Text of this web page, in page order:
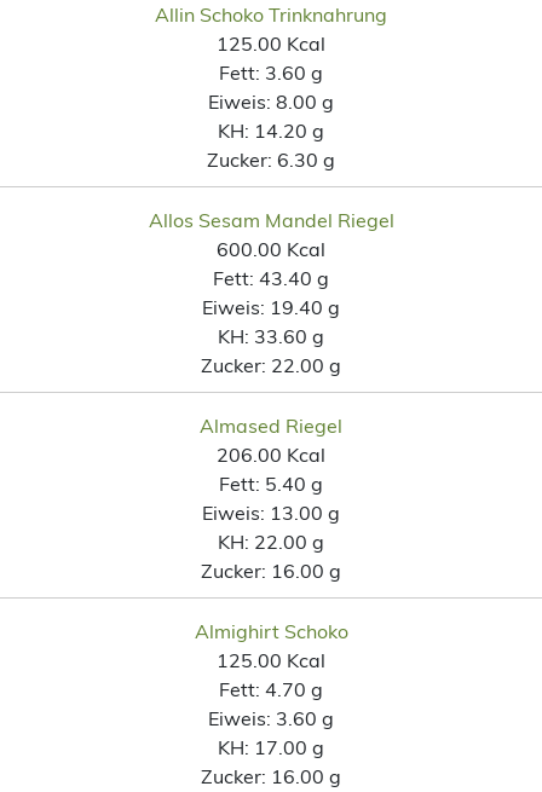
Allin Schoko Trinknahrung
125.00 Kcal
Fett: 3.60 g
Eiweis: 8.00 g
KH: 14.20 g
Zucker: 6.30 g
Allos Sesam Mandel Riegel
600.00 Kcal
Fett: 43.40 g
Eiweis: 19.40 g
KH: 33.60 g
Zucker: 22.00 g
Almased Riegel
206.00 Kcal
Fett: 5.40 g
Eiweis: 13.00 g
KH: 22.00 g
Zucker: 16.00 g
Almighirt Schoko
125.00 Kcal
Fett: 4.70 g
Eiweis: 3.60 g
KH: 17.00 g
Zucker: 16.00 g